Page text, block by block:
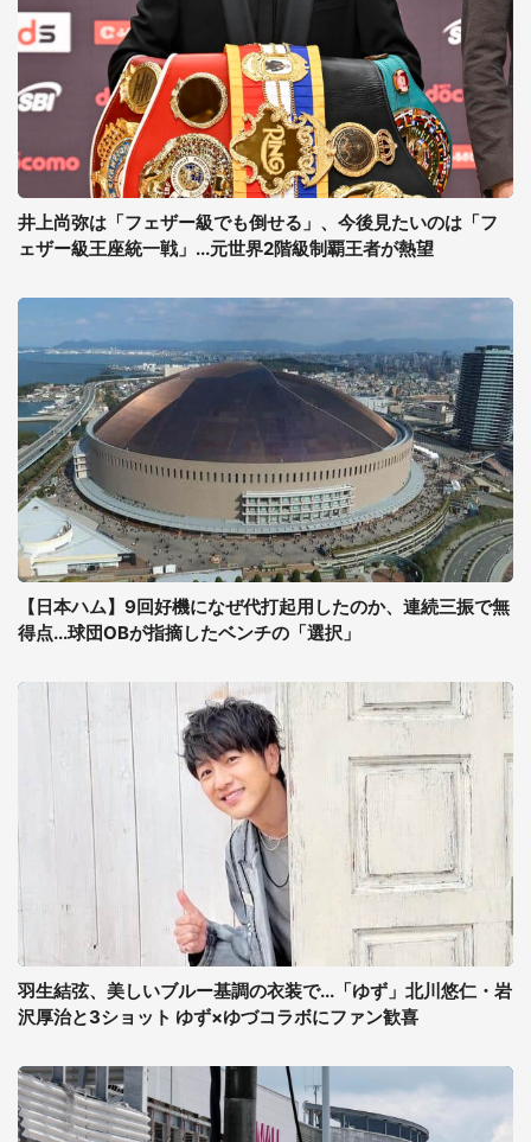
井上尚弥は「フェザー級でも倒せる」、今後見たいのは「フ
ェザー級王座統一戦」...元世界2階級制覇王者が熱望
【日本ハム】9回好機になぜ代打起用したのか、連続三振で無
得点...球団OBが指摘したベンチの「選択」
羽生結弦、美しいブルー基調の衣装で...「ゆず」北川悠仁・岩
沢厚治と3ショット ゆず×ゆづコラボにファン歓喜